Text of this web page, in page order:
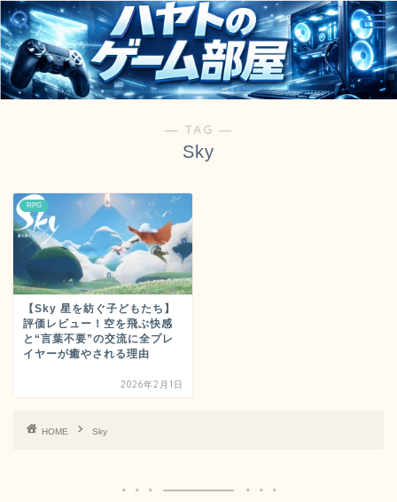
― TAG ―
Sky
RPG
【Sky 星を紡ぐ子どもたち】
評価レビュー！空を飛ぶ快感
と“言葉不要”の交流に全プレ
イヤーが癒やされる理由
2026年2月1日
HOME Sky